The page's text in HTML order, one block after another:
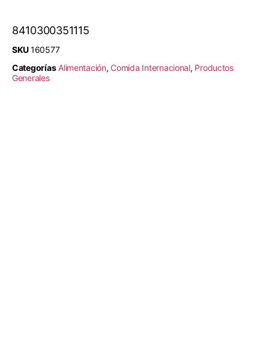
8410300351115
SKU160577
Categorías Alimentación, Comida Internacional, Productos
Generales